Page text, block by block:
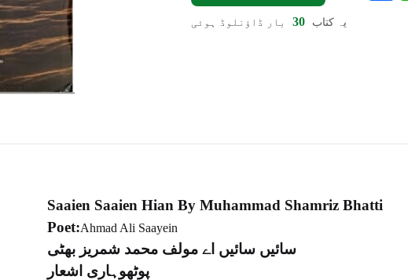
یہ کتاب 30 بار ڈاؤنلوڈ ہوئی
Saaien Saaien Hian By Muhammad Shamriz Bhatti
Poet:Ahmad Ali Saayein
سائیں سائیں اے مولف محمد شمریز بھٹی
پوٹھوہاری اشعار